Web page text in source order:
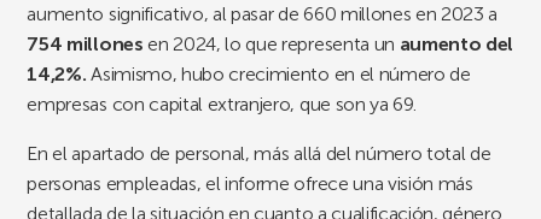
aumento significativo, al pasar de 660 millones en 2023 a
754 millones en 2024, lo que representa un aumento del
14,2%. Asimismo, hubo crecimiento en el número de
empresas con capital extranjero, que son ya 69.
En el apartado de personal, más allá del número total de
personas empleadas, el informe ofrece una visión más
detallada de la situación en cuanto a cualificación, género